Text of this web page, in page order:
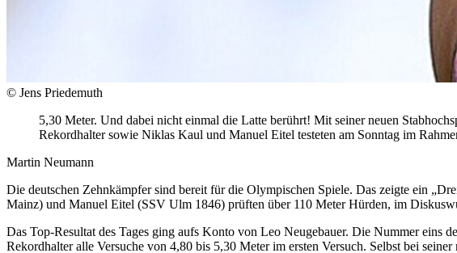
© Jens Priedemuth
5,30 Meter. Und dabei nicht einmal die Latte berührt! Mit seiner neuen
Rekordhalter sowie Niklas Kaul und Manuel Eitel testeten am Sonntag im
Martin Neumann
Die deutschen Zehnkämpfer sind bereit für die Olympischen Spiele. Das zeigte ein
Mainz) und Manuel Eitel (SSV Ulm 1846) prüften über 110 Meter Hürden, im
Das Top-Resultat des Tages ging aufs Konto von Leo Neugebauer. Die Nummer eins
Rekordhalter alle Versuche von 4,80 bis 5,30 Meter im ersten Versuch. Selbst bei